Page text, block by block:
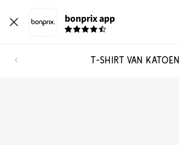
bonprix app
T-SHIRT VAN KATOEN